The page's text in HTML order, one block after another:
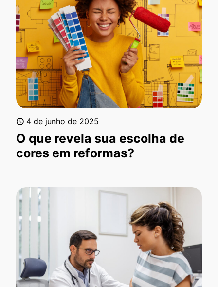
4 de junho de 2025
O que revela sua escolha de
cores em reformas?